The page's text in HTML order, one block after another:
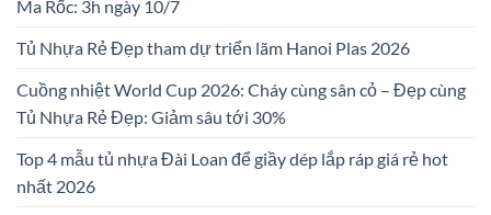
Ma Rốc: 3h ngày 10/7
Tủ Nhựa Rẻ Đẹp tham dự triển lãm Hanoi Plas 2026
Cuồng nhiệt World Cup 2026: Cháy cùng sân cỏ – Đẹp cùng
Tủ Nhựa Rẻ Đẹp: Giảm sâu tới 30%
Top 4 mẫu tủ nhựa Đài Loan để giầy dép lắp ráp giá rẻ hot
nhất 2026